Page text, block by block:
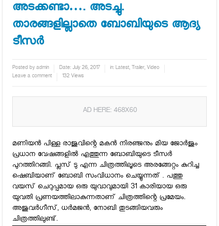
അടക്കണ്ടാ…. അടച്ചു.
താരങ്ങളില്ലാതെ ബോബിയുടെ ആദ്യ
ടീസര്‍
Posted byadmin Date: July 26, 2017 in:Latest, Trailer, Video
Leave a comment
132 Views
AD HERE: 468X60
മണിയന്‍ പിള്ള രാജുവിന്റെ മകന്‍ നിരഞ്ജനും മിയ ജോര്‍ജും
പ്രധാന വേഷങ്ങളില്‍ എത്തുന്ന ബോബിയുടെ ടീസര്‍
പുറത്തിറങ്ങി. പ്ലസ് ടു എന്ന ചിത്രത്തിലൂടെ അരങ്ങേറ്റം കുറിച്ച
ഷെബിയാണ് ബോബി സംവിധാനം ചെയ്യുന്നത് . പത്തു
വയസ് ചെറുപ്പമായ ഒരു യുവാവുമായി 31 കാരിയായ ഒരു
യുവതി പ്രണയത്തിലാകുന്നതാണ് ചിത്രത്തിന്റെ പ്രമേയം.
അജുവര്‍ഗീസ്, ധര്‍മജന്‍, നോബി തുടങ്ങിയവരും
ചിത്രത്തിലുണ്ട്.